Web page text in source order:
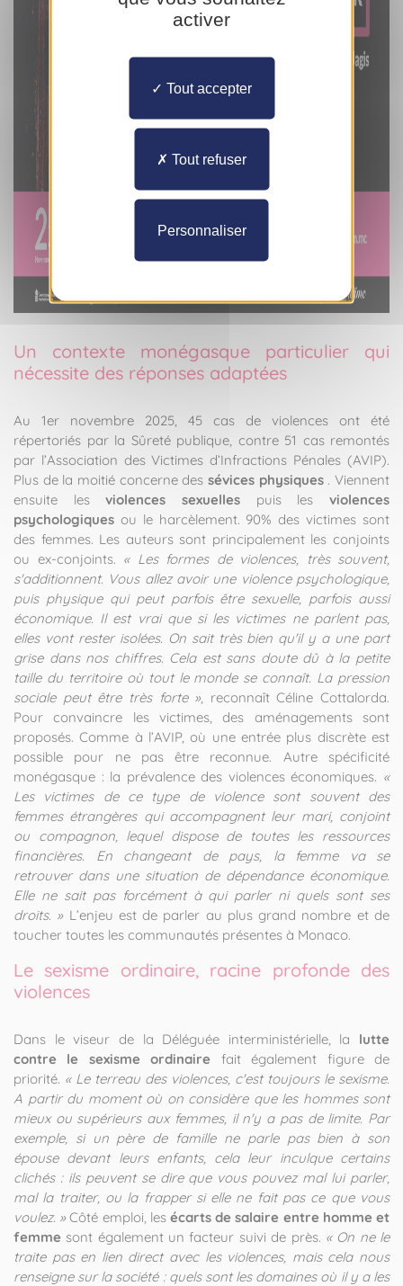
Un contexte monégasque particulier qui
nécessite des réponses adaptées
Au 1er novembre 2025, 45 cas de violences ont été
répertoriés par la Sûreté publique, contre 51 cas remontés
par l’Association des Victimes d’Infractions Pénales (AVIP).
Plus de la moitié concerne des sévices physiques. Viennent
ensuite lesviolences sexuelles puis lesviolences
psychologiques ou le harcèlement. 90% des victimes sont
des femmes. Les auteurs sont principalement les conjoints
ou ex-conjoints. « Les formes de violences, très souvent,
s'additionnent. Vous allez avoir une violence psychologique,
puis physique qui peut parfois être sexuelle, parfois aussi
économique. Il est vrai que si les victimes ne parlent pas,
elles vont rester isolées. On sait très bien qu'il y a une part
grise dans nos chiffres. Cela est sans doute dû à la petite
taille du territoire où tout le monde se connaît. La pression
sociale peut être très forte », reconnaît Céline Cottalorda.
Pour convaincre les victimes, des aménagements sont
proposés. Comme à l’AVIP, où une entrée plus discrète est
possible pour ne pas être reconnue. Autre spécificité
monégasque : la prévalence des violences économiques. «
Les victimes de ce type de violence sont souvent des
femmes étrangères qui accompagnent leur mari, conjoint
ou compagnon, lequel dispose de toutes les ressources
financières. En changeant de pays, la femme va se
retrouver dans une situation de dépendance économique.
Elle ne sait pas forcément à qui parler ni quels sont ses
droits. » L’enjeu est de parler au plus grand nombre et de
toucher toutes les communautés présentes à Monaco.
Le sexisme ordinaire, racine profonde des
violences
Dans le viseur de la Déléguée interministérielle, la lutte
contre le sexisme ordinaire fait également figure de
priorité. « Le terreau des violences, c'est toujours le sexisme.
A partir du moment où on considère que les hommes sont
mieux ou supérieurs aux femmes, il n'y a pas de limite. Par
exemple, si un père de famille ne parle pas bien à son
épouse devant leurs enfants, cela leur inculque certains
clichés : ils peuvent se dire que vous pouvez mal lui parler,
mal la traiter, ou la frapper si elle ne fait pas ce que vous
voulez. » Côté emploi, lesécarts de salaire entre homme et
femme sont également un facteur suivi de près. « On ne le
traite pas en lien direct avec les violences, mais cela nous
renseigne sur la société : quels sont les domaines où il y a les
activer
Tout accepter
Tout refuser
Personnaliser